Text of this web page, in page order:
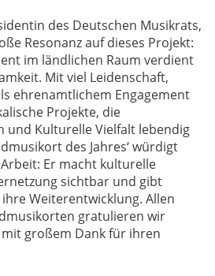
des Deutschen Musikrats,
Resonanz auf dieses Projekt:
im ländlichen Raum verdient
Mit viel Leidenschaft,
ehrenamtlichem Engagement
Projekte, die
und Kulturelle Vielfalt lebendig
des Jahres‘ würdigt
Er macht kulturelle
sichtbar und gibt
Weiterentwicklung. Allen
gratulieren wir
großem Dank für ihren